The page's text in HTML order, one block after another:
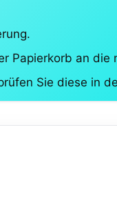
Papierkorb an die
Sie diese in